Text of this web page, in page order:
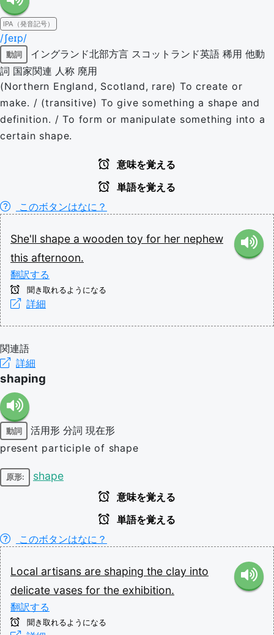
IPA（発音記号）
/ʃeɪp/
動詞 イングランド北部方言 スコットランド英語 稀用 他動
詞 国家関連 人称 廃用
(Northern England, Scotland, rare) To create or
make. / (transitive) To give something a shape and
definition. / To form or manipulate something into a
certain shape.
意味を覚える
単語を覚える
このボタンはなに？
She'll shape a wooden toy for her nephew
this afternoon.
翻訳する
聞き取れるようになる
詳細
関連語
詳細
shaping
動詞 活用形 分詞 現在形
present participle of shape
原形: shape
意味を覚える
単語を覚える
このボタンはなに？
Local artisans are shaping the clay into
delicate vases for the exhibition.
翻訳する
聞き取れるようになる